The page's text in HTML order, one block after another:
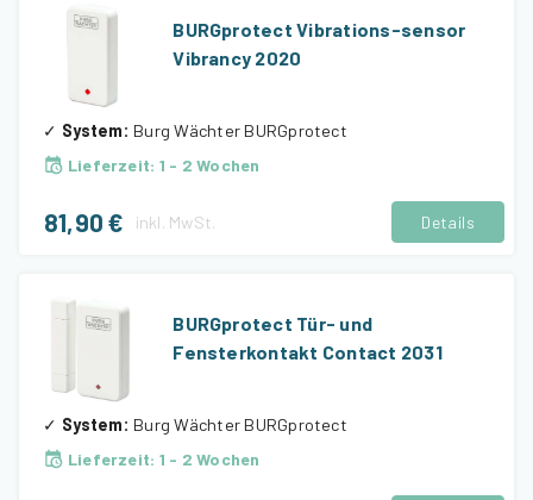
BURGprotect Vibrations-sensor
Vibrancy 2020
✓ System: Burg Wächter BURGprotect
Lieferzeit: 1 - 2 Wochen
81,90 € inkl. MwSt. Details
BURGprotect Tür- und
Fensterkontakt Contact 2031
✓ System: Burg Wächter BURGprotect
Lieferzeit: 1 - 2 Wochen